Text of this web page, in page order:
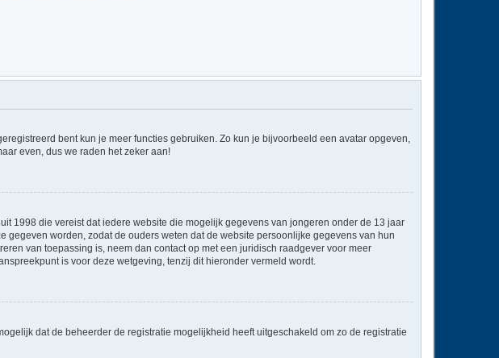
bent kun je meer functies gebruiken. Zo kun je bijvoorbeeld een avatar opgeven,
even, dus we raden het zeker aan!
1998 die vereist dat iedere website die mogelijk gegevens van jongeren onder de 13 jaar
worden, zodat de ouders weten dat de website persoonlijke gegevens van hun
van toepassing is, neem dan contact op met een juridisch raadgever voor meer
is voor deze wetgeving, tenzij dit hieronder vermeld wordt.
dat de beheerder de registratie mogelijkheid heeft uitgeschakeld om zo de registratie